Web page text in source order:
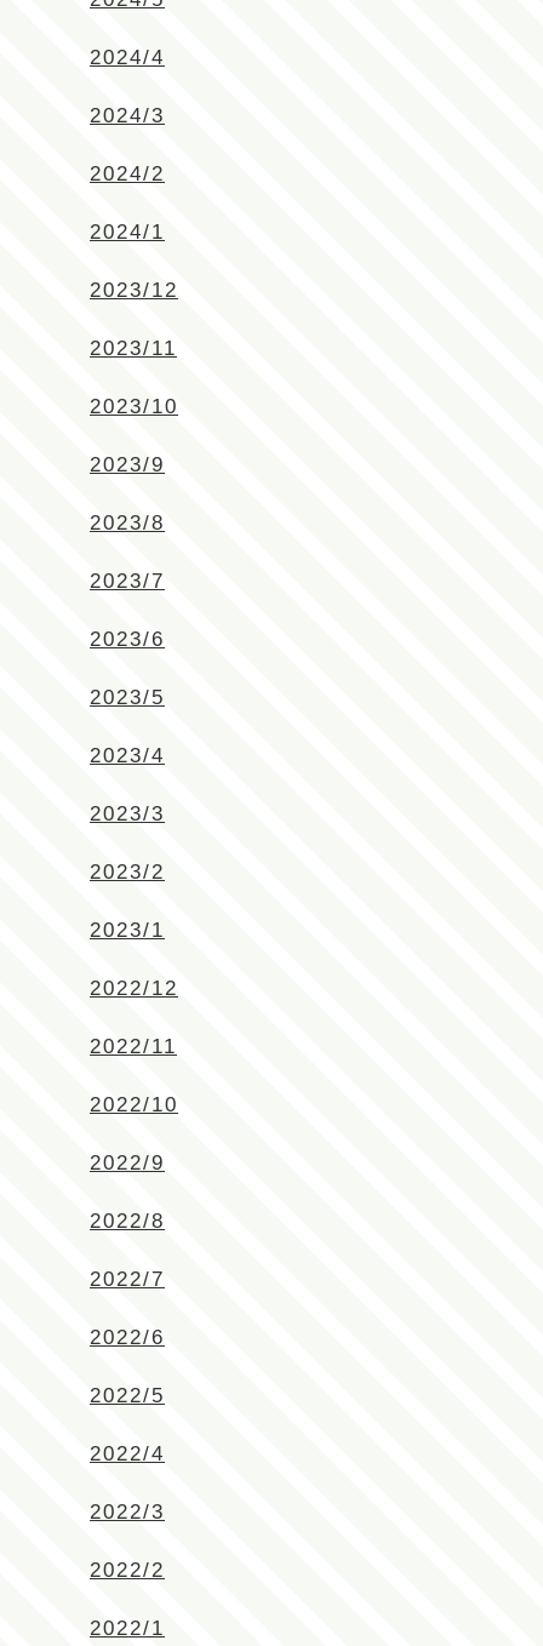
2024/4
2024/3
2024/2
2024/1
2023/12
2023/11
2023/10
2023/9
2023/8
2023/7
2023/6
2023/5
2023/4
2023/3
2023/2
2023/1
2022/12
2022/11
2022/10
2022/9
2022/8
2022/7
2022/6
2022/5
2022/4
2022/3
2022/2
2022/1